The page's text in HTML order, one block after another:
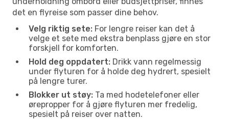
det en flyreise som passer dine behov.
Velg riktig sete: For lengre reiser kan det å
velge et sete med ekstra benplass gjøre en stor
forskjell for komforten.
Hold deg oppdatert: Drikk vann regelmessig
under flyturen for å holde deg hydrert, spesielt
på lengre turer.
Blokker ut støy: Ta med hodetelefoner eller
ørepropper for å gjøre flyturen mer fredelig,
spesielt på reiser over natten.